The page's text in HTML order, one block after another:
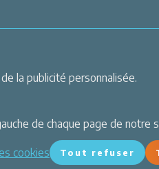
la publicité personnalisée.
de chaque page de notre
cookies Tout refuser